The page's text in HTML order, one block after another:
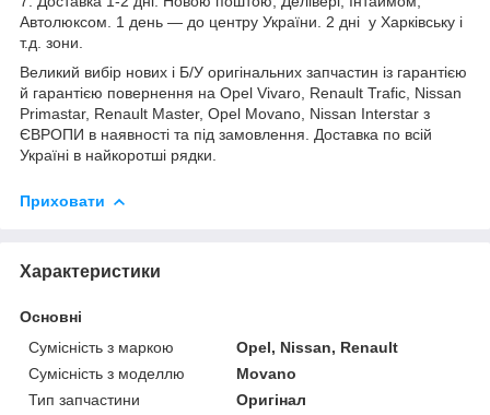
Автолюксом. 1 день — до центру України. 2 дні у Харківську і
т.д. зони.
Великий вибір нових і Б/У оригінальних запчастин із гарантією
й гарантією повернення на Opel Vivaro, Renault Trafic, Nissan
Primastar, Renault Master, Opel Movano, Nissan Interstar з
ЄВРОПИ в наявності та під замовлення. Доставка по всій
Україні в найкоротші рядки.
Приховати
Характеристики
Основні
Сумісність з маркою
Opel, Nissan, Renault
Сумісність з моделлю
Movano
Тип запчастини
Оригінал